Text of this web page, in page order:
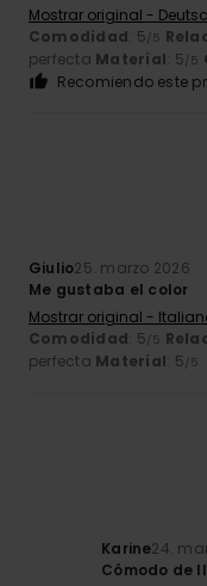
Mostrar original -
Comodidad: 5/5
perfecta Material: 5/5
Recomiendo este
Giulio25. marzo 2026
Me gustaba el color
Mostrar original -
Comodidad: 5/5
perfecta Material: 5/5
Karine24.
Cómodo de